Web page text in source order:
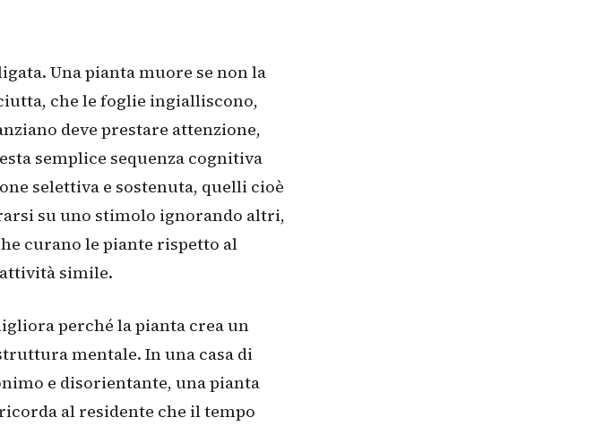
Una pianta muore se non la
che le foglie ingialliscono,
deve prestare attenzione,
semplice sequenza cognitiva
selettiva e sostenuta, quelli cioè
su uno stimolo ignorando altri,
curano le piante rispetto al
simile.
perché la pianta crea un
mentale. In una casa di
e disorientante, una pianta
al residente che il tempo